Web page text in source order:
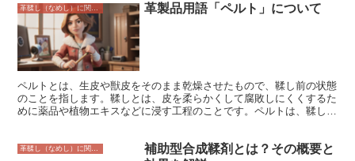
を取得しました。 アルミニウム鞣しは、クロム鞣しよりも長い時間
をかけて行われますが、その分、柔らかくしなやかな革を作ることが
できると言われています。 また、アルミニウム鞣しの革は、クロム
鞣しの革よりも耐久性と耐水性に優れているとされています。 しか
し、アルミニウム鞣しの革は、クロム鞣しの革よりも高価になる傾向
があります。 アルミニウム鞣しの革は、靴やバッグ、家具など、さ
まざまな製品に使用されています。 特に、高級品の革製品にはアル
ミニウム鞣しの革が使用されることが多く、その柔らかくしなやかな
風合いから、多くの人々に愛されています。
革製品用語「ペルト」について
ペルトとは、生皮や獣皮をそのまま乾燥させたもので、鞣し前の状態
のことを指します。鞣しとは、皮を柔らかくして腐敗しにくくするた
めに薬品や植物エキスなどに浸す工程のことです。ペルトは、鞣しの
ッグ、家具などの製造に使用されます。また、豚革ペルトは、衣料品
補助型合成鞣剤とは？その概要と